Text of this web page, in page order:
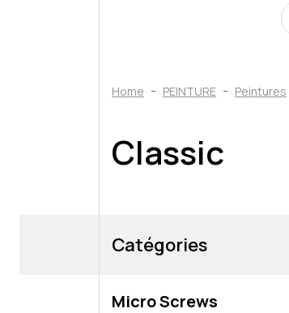
Home PEINTURE Peintures
Classic
Catégories
Micro Screws